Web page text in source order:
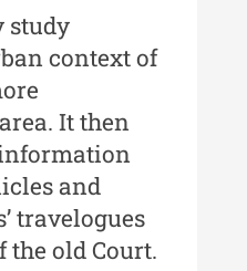
Științei și
- An
Științei și
- An
Științei și
study
context of
It then
and
travelogues
the old Court.